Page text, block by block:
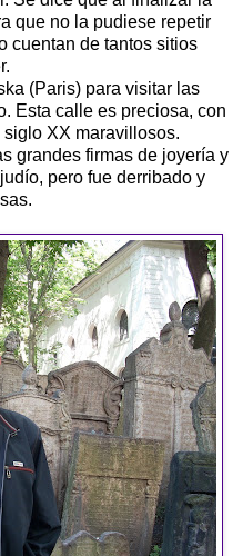
que no la pudiese repetir
cuentan de tantos sitios
(Paris) para visitar las
Esta calle es preciosa, con
XX maravillosos.
grandes firmas de joyería y
pero fue derribado y